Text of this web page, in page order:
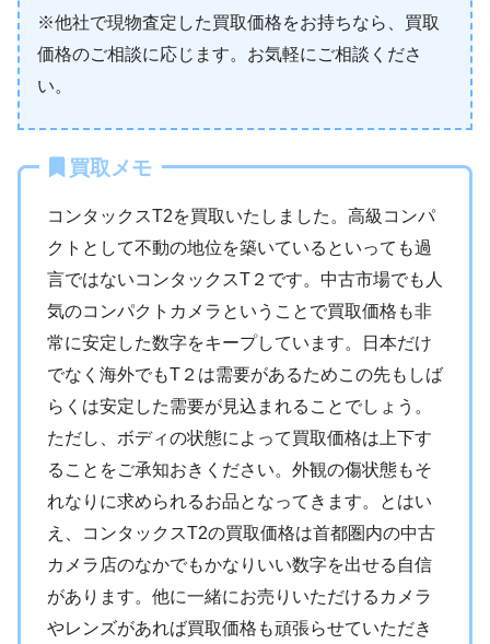
※他社で現物査定した買取価格をお持ちなら、買取
価格のご相談に応じます。お気軽にご相談くださ
い。
買取メモ
コンタックスT2を買取いたしました。高級コンパ
クトとして不動の地位を築いているといっても過
言ではないコンタックスT２です。中古市場でも人
気のコンパクトカメラということで買取価格も非
常に安定した数字をキープしています。日本だけ
でなく海外でもT２は需要があるためこの先もしば
らくは安定した需要が見込まれることでしょう。
ただし、ボディの状態によって買取価格は上下す
ることをご承知おきください。外観の傷状態もそ
れなりに求められるお品となってきます。とはい
え、コンタックスT2の買取価格は首都圏内の中古
カメラ店のなかでもかなりいい数字を出せる自信
があります。他に一緒にお売りいただけるカメラ
やレンズがあれば買取価格も頑張らせていただき